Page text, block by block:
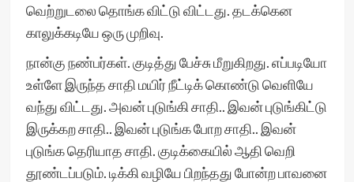
வெற்றுடலை தொங்க விட்டு விட்டது. தடக்கென
காலுக்கடியே ஒரு முறிவு.
நான்கு நண்பர்கள். குடித்து பேச்சு மீறுகிறது. எப்படியோ
உள்ளே இருந்த சாதி மயிர் நீட்டிக் கொண்டு வெளியே
வந்து விட்டது. அவன் புடுங்கி சாதி.. இவன் புடுங்கிட்டு
இருக்கற சாதி.. இவன் புடுங்க போற சாதி.. இவன்
புடுங்க தெரியாத சாதி. குடிக்கையில் ஆதி வெறி
தூண்டப்படும். டிக்கி வழியே பிறந்தது போன்ற பாவனை